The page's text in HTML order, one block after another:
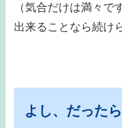
（気合だけは満々で
出来ることなら続け
よし、だった